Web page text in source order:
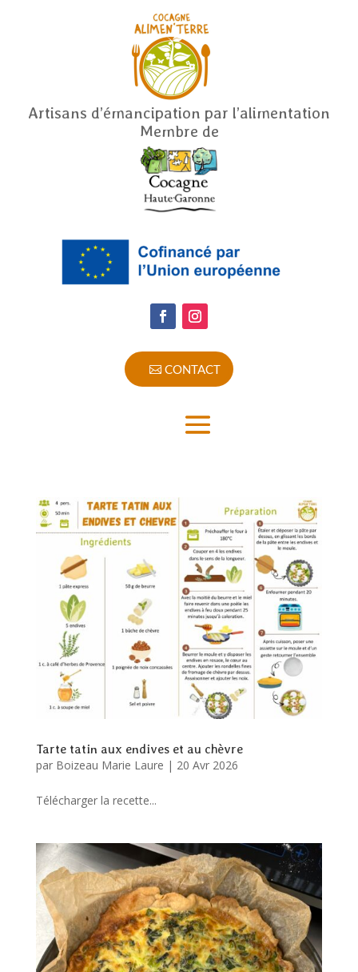
Artisans d’émancipation par l’alimentation
Membre de
CONTACT
Tarte tatin aux endives et au chèvre
par Boizeau Marie Laure | 20 Avr 2026
Télécharger la recette...